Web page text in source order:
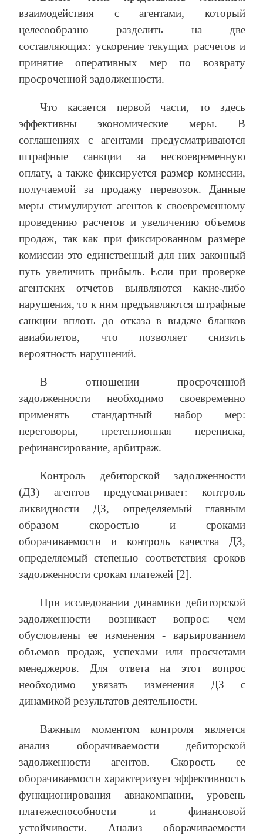
взаимодействия с агентами, который
целесообразно разделить на две
составляющих: ускорение текущих расчетов и
принятие оперативных мер по возврату
просроченной задолженности.
Что касается первой части, то здесь
эффективны экономические меры. В
соглашениях с агентами предусматриваются
штрафные санкции за несвоевременную
оплату, а также фиксируется размер комиссии,
получаемой за продажу перевозок. Данные
меры стимулируют агентов к своевременному
проведению расчетов и увеличению объемов
продаж, так как при фиксированном размере
комиссии это единственный для них законный
путь увеличить прибыль. Если при проверке
агентских отчетов выявляются какие-либо
нарушения, то к ним предъявляются штрафные
санкции вплоть до отказа в выдаче бланков
авиабилетов, что позволяет снизить
вероятность нарушений.
В отношении просроченной
задолженности необходимо своевременно
применять стандартный набор мер:
переговоры, претензионная переписка,
рефинансирование, арбитраж.
Контроль дебиторской задолженности
(ДЗ) агентов предусматривает: контроль
ликвидности ДЗ, определяемый главным
образом скоростью и сроками
оборачиваемости и контроль качества ДЗ,
определяемый степенью соответствия сроков
задолженности срокам платежей [2].
При исследовании динамики дебиторской
задолженности возникает вопрос: чем
обусловлены ее изменения - варьированием
объемов продаж, успехами или просчетами
менеджеров. Для ответа на этот вопрос
необходимо увязать изменения ДЗ с
динамикой результатов деятельности.
Важным моментом контроля является
анализ оборачиваемости дебиторской
задолженности агентов. Скорость ее
оборачиваемости характеризует эффективность
функционирования авиакомпании, уровень
платежеспособности и финансовой
устойчивости. Анализ оборачиваемости